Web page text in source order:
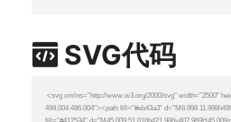
SVG代码